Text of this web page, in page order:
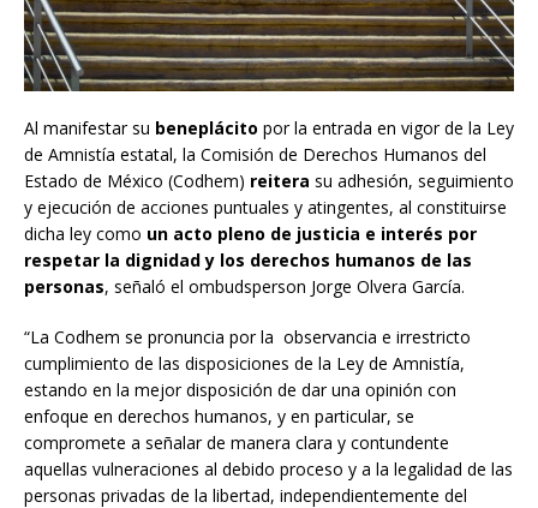
Al manifestar su beneplácito por la entrada en vigor de la Ley
de Amnistía estatal, la Comisión de Derechos Humanos del
Estado de México (Codhem) reitera su adhesión, seguimiento
y ejecución de acciones puntuales y atingentes, al constituirse
dicha ley como un acto pleno de justicia e interés por
respetar la dignidad y los derechos humanos de las
personas, señaló el ombudsperson Jorge Olvera García.
“La Codhem se pronuncia por la observancia e irrestricto
cumplimiento de las disposiciones de la Ley de Amnistía,
estando en la mejor disposición de dar una opinión con
enfoque en derechos humanos, y en particular, se
compromete a señalar de manera clara y contundente
aquellas vulneraciones al debido proceso y a la legalidad de las
personas privadas de la libertad, independientemente del